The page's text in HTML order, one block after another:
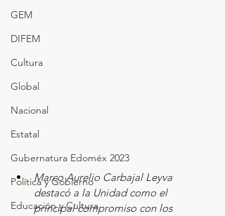
GEM
DIFEM
Cultura
Global
Nacional
Estatal
Gubernatura Edoméx 2023
Política y Gobierno
Educación y Cultura
Marco Aurelio Carbajal Leyva
destacó a la Unidad como el
principal compromiso con los